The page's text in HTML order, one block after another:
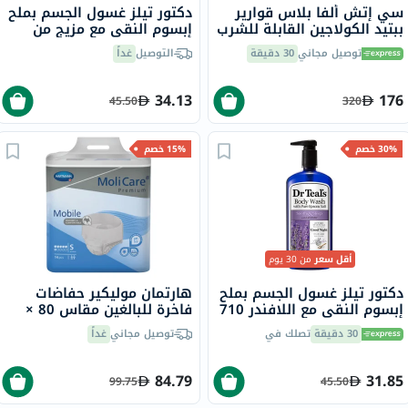
سي إتش ألفا بلاس قوارير
ببتيد الكولاجين القابلة للشرب
25 مل حزمة من 30 توصيل مجاني30 دقيقة
176
320
دكتور تيلز غسول الجسم بملح
إبسوم النقي مع مزيج من
الميلاتونين 710 مل
التوصيلغداً
34.13
45.50
30% خصم
أقل سعرمن 30 يوم
دكتور تيلز غسول الجسم بملح
إبسوم النقي مع اللافندر 710
مل 30 دقيقة تصلك في
31.85
45.50
15% خصم
هارتمان موليكير ​​حفاضات
فاخرة للبالغين مقاس 80 ×
120 سم - متوسطة حزمة من
14توصيل مجانيغداً
84.79
99.75